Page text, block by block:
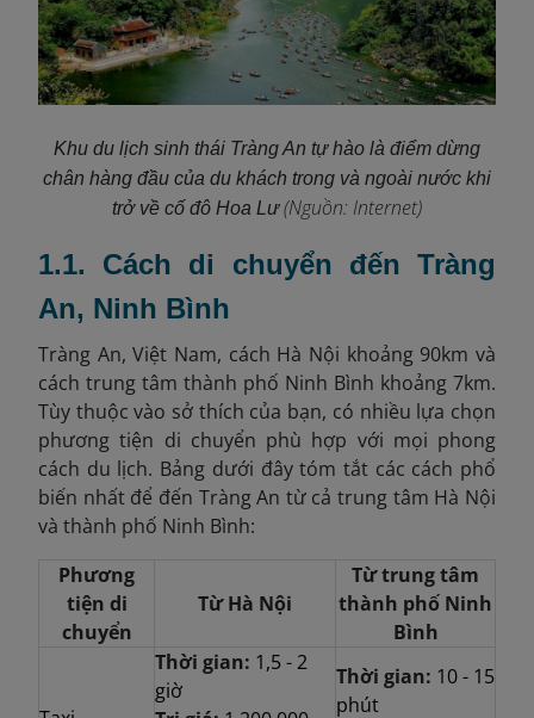
Khu du lịch sinh thái Tràng An tự hào là điểm dừng
chân hàng đầu của du khách trong và ngoài nước khi
trở về cố đô Hoa Lư(Nguồn: Internet)
1.1. Cách di chuyển đến Tràng
An, Ninh Bình
Tràng An, Việt Nam, cách Hà Nội khoảng 90km và
cách trung tâm thành phố Ninh Bình khoảng 7km.
Tùy thuộc vào sở thích của bạn, có nhiều lựa chọn
phương tiện di chuyển phù hợp với mọi phong
cách du lịch. Bảng dưới đây tóm tắt các cách phổ
biến nhất để đến Tràng An từ cả trung tâm Hà Nội
và thành phố Ninh Bình:
Phương
tiện di
chuyển
Từ Hà Nội
Từ trung tâm
thành phố Ninh
Bình
Thời gian: 1,5 - 2
giờ
Thời gian: 10 - 15
phút